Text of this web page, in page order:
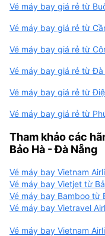
Vé máy bay giá rẻ từ
Vé máy bay giá rẻ từ
Vé máy bay giá rẻ từ
Vé máy bay giá rẻ từ
Vé máy bay giá rẻ từ
Vé máy bay giá rẻ từ
Tham khảo các
Bảo Hà - Đà Nẵng
Vé máy bay Vietnam
Vé máy bay Vietjet từ
Vé máy bay Bamboo từ
Vé máy bay Vietravel
Vé máy bay Vietnam